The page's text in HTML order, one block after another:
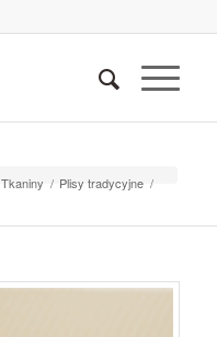
Tkaniny / Plisy tradycyjne /